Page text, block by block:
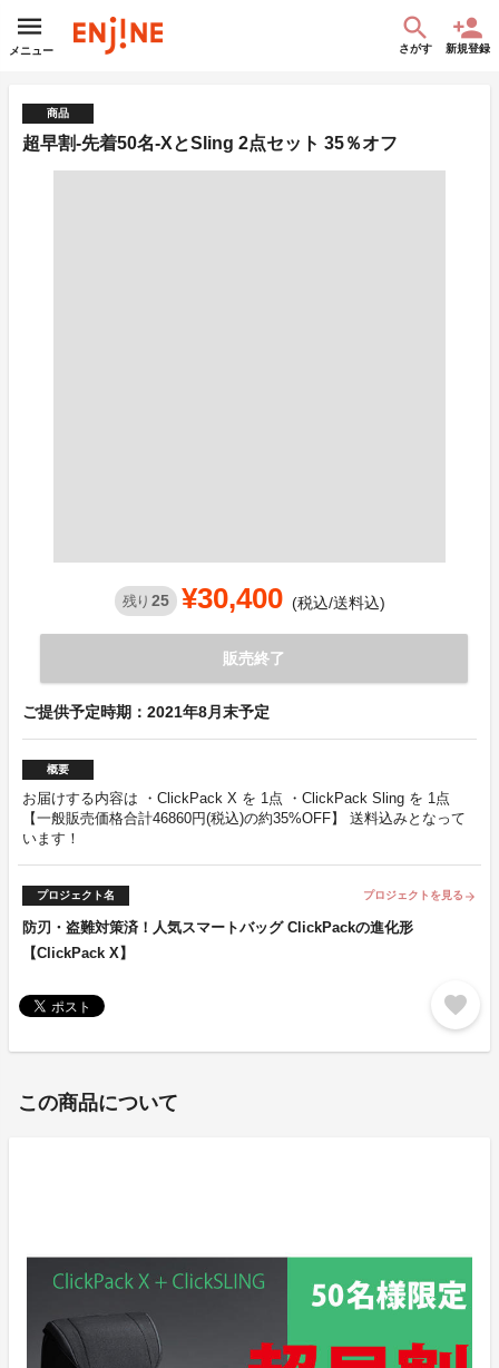
メニュー さがす 新規登録
商品
超早割-先着50名-XとSling 2点セット 35％オフ
残り 25 ¥30,400 (税込/送料込)
販売終了
ご提供予定時期：2021年8月末予定
概要
お届けする内容は ・ClickPack X を 1点 ・ClickPack Sling を 1点
【一般販売価格合計46860円(税込)の約35%OFF】 送料込みとなって
います！
プロジェクト名 プロジェクトを見る arrow_forward
防刃・盗難対策済！人気スマートバッグ ClickPackの進化形
【ClickPack X】
favorite
この商品について